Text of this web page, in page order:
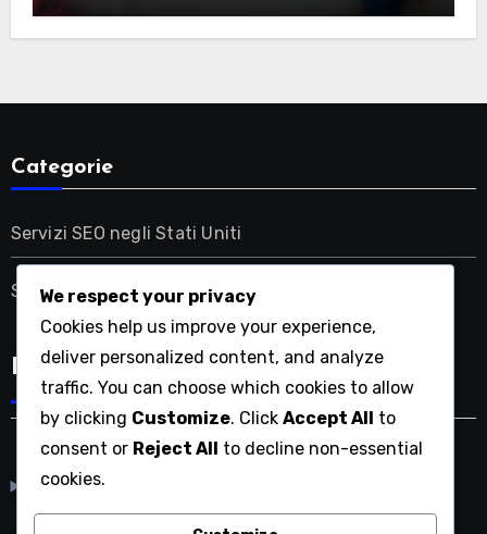
Categorie
Servizi SEO negli Stati Uniti
Soluzioni SEO Italiane
Lingua
English▾
We respect your privacy
Cookies help us improve your experience,
deliver personalized content, and analyze
traffic. You can choose which cookies to allow
by clicking Customize. Click Accept All to
consent or Reject All to decline non-essential
cookies.